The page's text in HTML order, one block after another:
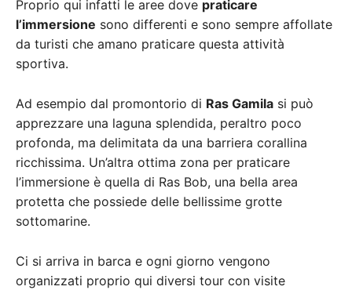
Proprio qui infatti le aree dove praticare
l’immersione sono differenti e sono sempre affollate
da turisti che amano praticare questa attività
sportiva.
Ad esempio dal promontorio di Ras Gamila si può
apprezzare una laguna splendida, peraltro poco
profonda, ma delimitata da una barriera corallina
ricchissima. Un’altra ottima zona per praticare
l’immersione è quella di Ras Bob, una bella area
protetta che possiede delle bellissime grotte
sottomarine.
Ci si arriva in barca e ogni giorno vengono
organizzati proprio qui diversi tour con visite